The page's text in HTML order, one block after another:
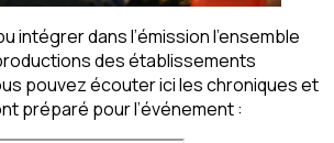
intégrer dans l’émission l’ensemble
des établissements
pouvez écouter ici les chroniques et
préparé pour l’événement :